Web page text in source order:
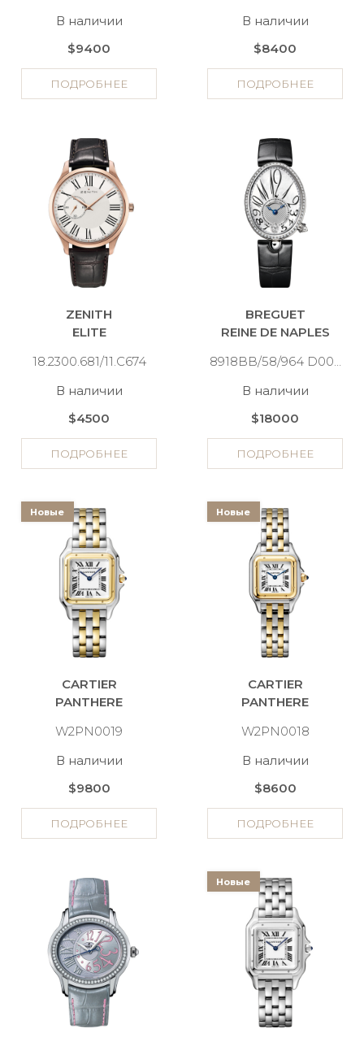
В наличии
$9400
ПОДРОБНЕЕ
В наличии
$8400
ПОДРОБНЕЕ
ZENITH
ELITE
18.2300.681/11.C674
В наличии
$4500
ПОДРОБНЕЕ
BREGUET
REINE DE NAPLES
8918BB/58/964 D00D 3L
В наличии
$18000
ПОДРОБНЕЕ
Новые
CARTIER
PANTHERE
W2PN0019
В наличии
$9800
ПОДРОБНЕЕ
Новые
CARTIER
PANTHERE
W2PN0018
В наличии
$8600
ПОДРОБНЕЕ
Новые